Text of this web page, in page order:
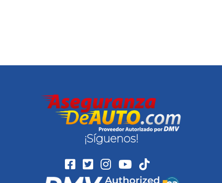
¡Síguenos!